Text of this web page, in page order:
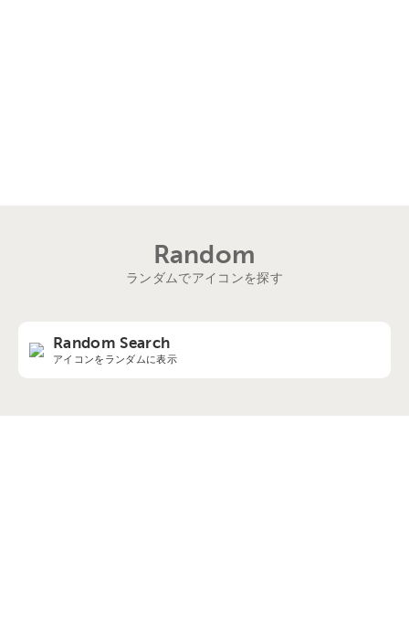
Random
ランダムでアイコンを探す
Random Search
アイコンをランダムに表示